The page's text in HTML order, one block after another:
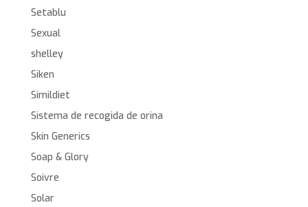
Setablu
Sexual
shelley
Siken
Simildiet
Sistema de recogida de orina
Skin Generics
Soap & Glory
Soivre
Solar